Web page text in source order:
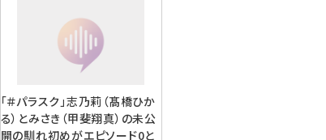
「＃パラスク」志乃莉（髙橋ひか
る）とみさき（甲斐翔真）の未公
開の馴れ初めがエピソード0と